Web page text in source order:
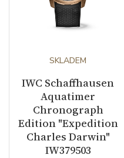
Kameny strojku
Kyvy strojku
Funkce
Datumovka
SKLADEM
IWC Schaffhausen
Aquatimer
Chronograph
Edition "Expedition
Charles Darwin"
IW379503